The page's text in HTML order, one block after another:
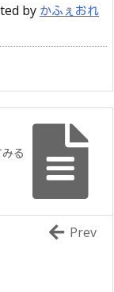
by かふぇおれ
る
Prev